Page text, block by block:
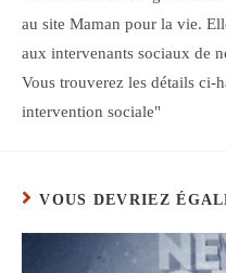
au site Maman pour la vie.
aux intervenants sociaux de
Vous trouverez les détails ci-
intervention sociale"
VOUS DEVRIEZ